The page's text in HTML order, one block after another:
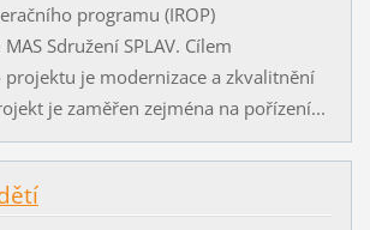
programu (IROP)
Sdružení SPLAV. Cílem
je modernizace a zkvalitnění
je zaměřen zejména na pořízení...